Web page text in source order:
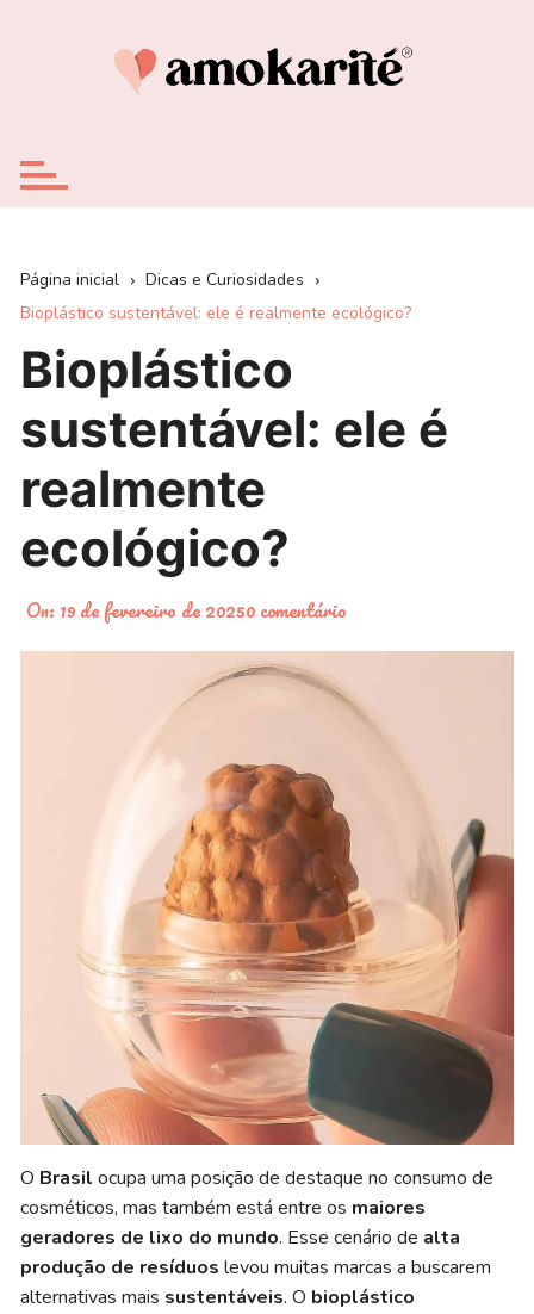
Página inicial
Dicas e Curiosidades
Bioplástico sustentável: ele é realmente ecológico?
Bioplástico
sustentável: ele é
realmente
ecológico?
On: 19 de fevereiro de 20250 comentário
O Brasilocupa uma posição de destaque no consumo de
cosméticos, mas também está entre os maiores
geradores de lixo do mundo. Esse cenário de alta
produção de resíduos levou muitas marcas a buscarem
alternativas mais sustentáveis. O bioplástico